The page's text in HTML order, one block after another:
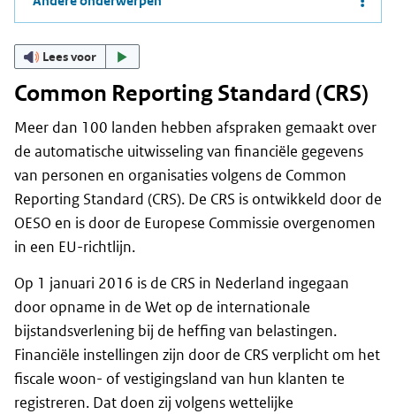
Lees voor
Common Reporting Standard (CRS)
Meer dan 100 landen hebben afspraken gemaakt over
de automatische uitwisseling van financiële gegevens
van personen en organisaties volgens de Common
Reporting Standard (CRS). De CRS is ontwikkeld door de
OESO en is door de Europese Commissie overgenomen
in een EU-richtlijn.
Op 1 januari 2016 is de CRS in Nederland ingegaan
door opname in de Wet op de internationale
bijstandsverlening bij de heffing van belastingen.
Financiële instellingen zijn door de CRS verplicht om het
fiscale woon- of vestigingsland van hun klanten te
registreren. Dat doen zij volgens wettelijke